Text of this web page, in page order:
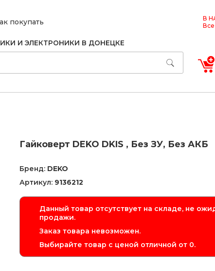
покупать
В
Все
И ЭЛЕКТРОНИКИ В ДОНЕЦКЕ
Гайковерт DEKO DKIS , Без ЗУ, Без АКБ
Бренд: DEKO
Артикул: 9136212
Данный товар отсутствует на складе, не
продажи.
Заказ товара невозможен.
Выбирайте товар с ценой отличной от 0.